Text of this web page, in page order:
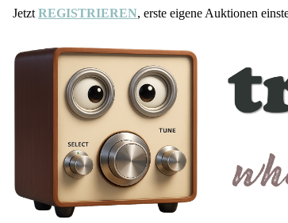
Jetzt REGISTRIEREN, erste eigene Auktionen